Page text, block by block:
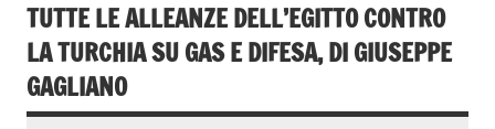
TUTTE LE ALLEANZE DELL’EGITTO CONTRO
LA TURCHIA SU GAS E DIFESA, DI GIUSEPPE
GAGLIANO